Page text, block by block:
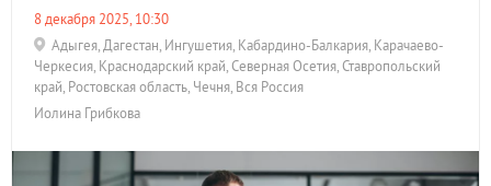
8 декабря 2025, 10:30
Адыгея,Дагестан, Ингушетия, Кабардино-Балкария, Карачаево-
Черкесия, Краснодарский край,Северная Осетия,Ставропольский
край, Ростовская область, Чечня, Вся Россия
Иолина Грибкова